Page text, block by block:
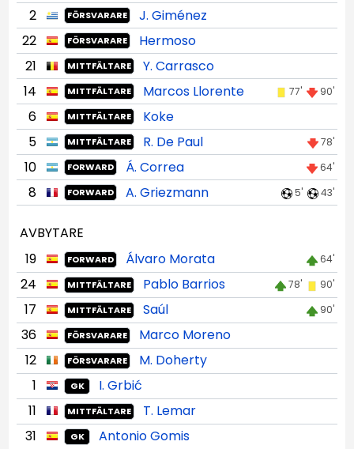
2
FÖRSVARARE
J. Giménez
22
FÖRSVARARE
Hermoso
21
MITTFÄLTARE
Y. Carrasco
14
MITTFÄLTARE Marcos Llorente 77' 90'
6 MITTFÄLTARE
Koke
5
MITTFÄLTARE R. De Paul 78'
10 FORWARD Á. Correa 64'
8 FORWARD A. Griezmann 5' 43'
AVBYTARE
19
FORWARD Álvaro Morata 64'
24 MITTFÄLTARE Pablo Barrios 78' 90'
17 MITTFÄLTARE Saúl 90'
36 FÖRSVARARE
Marco Moreno
12
FÖRSVARARE
M. Doherty
1
GK
I. Grbić
11
MITTFÄLTARE
T. Lemar
31
GK
Antonio Gomis